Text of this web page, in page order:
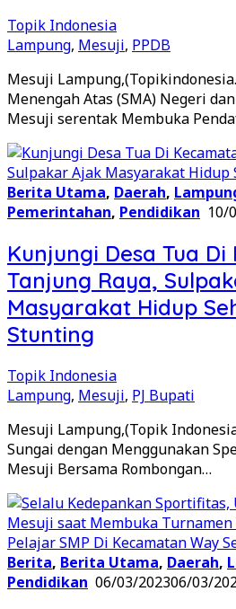
Topik Indonesia
Lampung, Mesuji, PPDB
Mesuji
Menengah Atas (SMA) Negeri
Mesuji serentak Membuka
Berita Utama, Daerah,
Pemerintahan, Pendidikan 10/
Kunjungi Desa Tua
Tanjung Raya,
Masyarakat Hidup
Stunting
Topik Indonesia
Lampung, Mesuji, PJ Bupati
Mesuji Lampung,(Topik
Sungai dengan Menggunakan
Mesuji Bersama Rombongan…
Berita, Berita Utama, Daerah,
Pendidikan 06/03/202306/03/